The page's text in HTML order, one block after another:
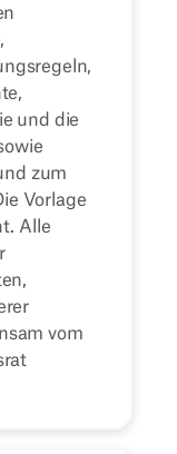
und die
zum
Vorlage
Alle
vom